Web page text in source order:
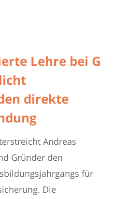
Lehre bei G
direkte
Andreas
Gründer den
für
Die